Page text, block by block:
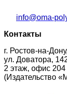
info@oma-
Контакты
г. Ростов-на-Дону,
ул. Доватора,
2 этаж, офис 204
(Издательство